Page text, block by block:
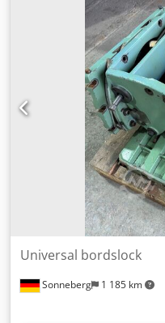
Sonneberg 1 185 km
Universal bordslock